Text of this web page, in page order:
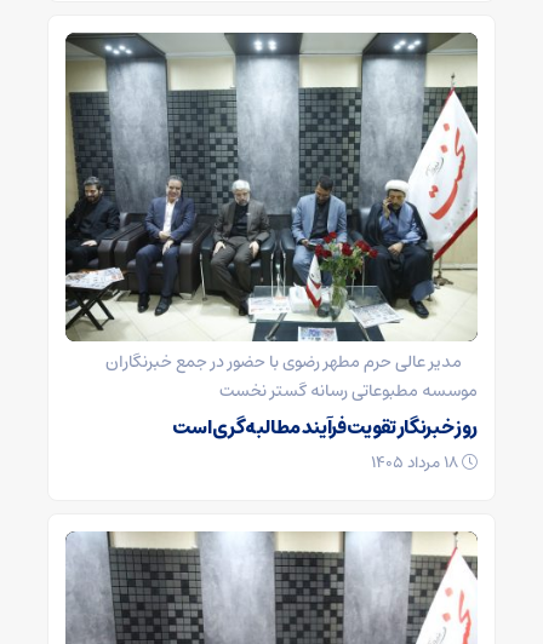
مدیر عالی حرم مطهر رضوی با حضور در جمع خبرنگاران
موسسه مطبوعاتی رسانه گستر نخست
روز خبرنگار تقویت فرآیند مطالبه گری است